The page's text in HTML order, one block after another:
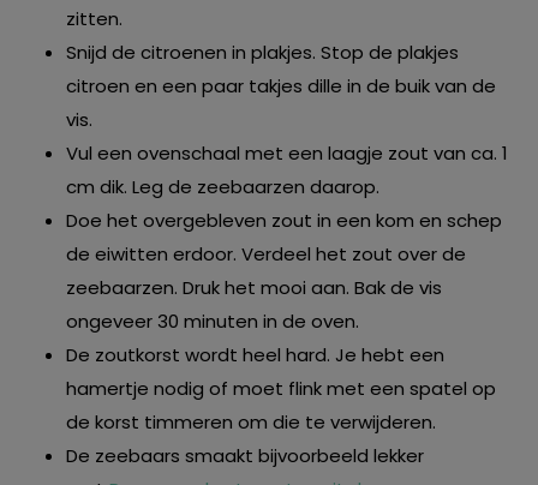
zitten.
Snijd de citroenen in plakjes. Stop de plakjes
citroen en een paar takjes dille in de buik van de
vis.
Vul een ovenschaal met een laagje zout van ca. 1
cm dik. Leg de zeebaarzen daarop.
Doe het overgebleven zout in een kom en schep
de eiwitten erdoor. Verdeel het zout over de
zeebaarzen. Druk het mooi aan. Bak de vis
ongeveer 30 minuten in de oven.
De zoutkorst wordt heel hard. Je hebt een
hamertje nodig of moet flink met een spatel op
de korst timmeren om die te verwijderen.
De zeebaars smaakt bijvoorbeeld lekker